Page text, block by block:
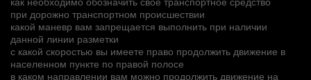
при дорожно транспортном происшествии
какой маневр вам запрещается выполнить при наличии
данной линии разметки
с какой скоростью вы имеете право продолжить движение в
населенном пункте по правой полосе
в каком направлении вам можно продолжить движение на